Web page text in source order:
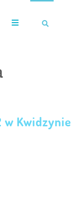
w Kwidzynie